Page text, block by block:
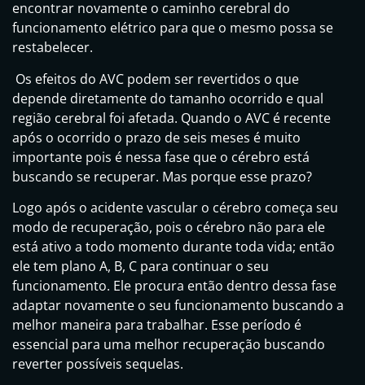
encontrar novamente o caminho cerebral do
funcionamento elétrico para que o mesmo possa se
restabelecer.
Os efeitos do AVC podem ser revertidos o que
depende diretamente do tamanho ocorrido e qual
região cerebral foi afetada. Quando o AVC é recente
após o ocorrido o prazo de seis meses é muito
importante pois é nessa fase que o cérebro está
buscando se recuperar. Mas porque esse prazo?
Logo após o acidente vascular o cérebro começa seu
modo de recuperação, pois o cérebro não para ele
está ativo a todo momento durante toda vida; então
ele tem plano A, B, C para continuar o seu
funcionamento. Ele procura então dentro dessa fase
adaptar novamente o seu funcionamento buscando a
melhor maneira para trabalhar. Esse período é
essencial para uma melhor recuperação buscando
reverter possíveis sequelas.